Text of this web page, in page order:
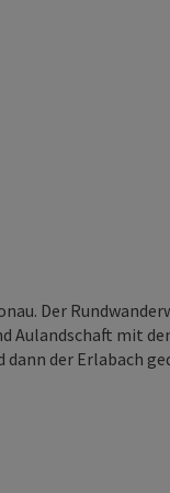
Der
Aulandschaft mit
dann der Erlabach